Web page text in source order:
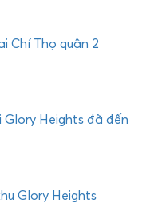
Chí Thọ quận 2
Glory Heights đã đến
Glory Heights